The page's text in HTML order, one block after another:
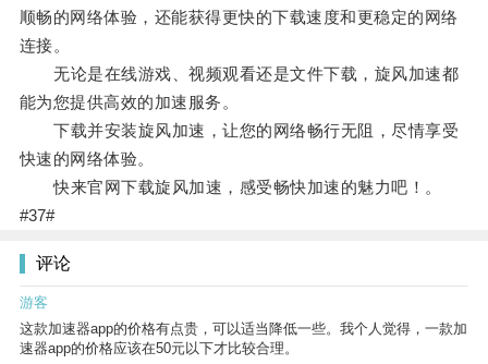
顺畅的网络体验，还能获得更快的下载速度和更稳定的网络
连接。
无论是在线游戏、视频观看还是文件下载，旋风加速都
能为您提供高效的加速服务。
下载并安装旋风加速，让您的网络畅行无阻，尽情享受
快速的网络体验。
快来官网下载旋风加速，感受畅快加速的魅力吧！。
#37#
评论
游客
这款加速器app的价格有点贵，可以适当降低一些。我个人觉得，一款加
速器app的价格应该在50元以下才比较合理。